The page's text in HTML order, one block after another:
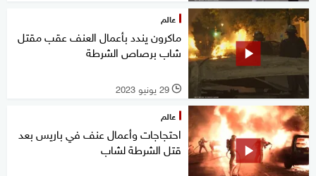
عالم
ماكرون يندد بأعمال العنف عقب مقتل
شاب برصاص الشرطة
l 29 يونيو 2023
عالم
احتجاجات وأعمال عنف في باريس بعد
قتل الشرطة لشاب